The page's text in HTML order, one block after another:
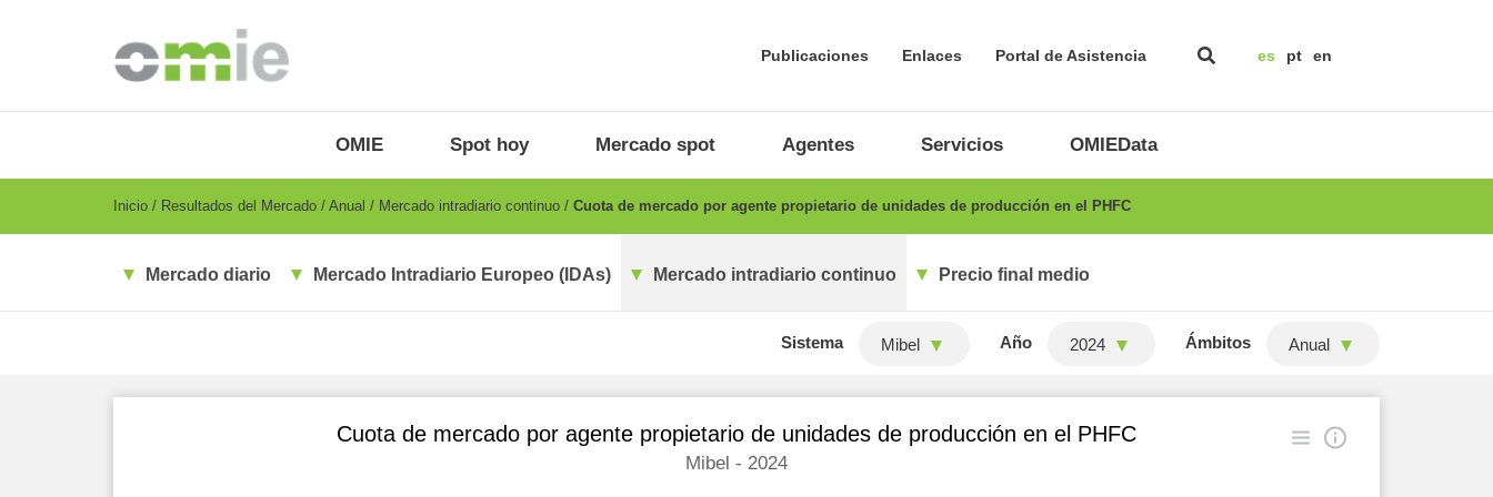
Publicaciones Enlaces Portal de Asistencia es pt en
ES
OMIE Spot hoy Mercado spot Agentes Servicios OMIEData
Breadcrumb
Inicio Resultados del Mercado Anual Mercado intradiario continuo Cuota de mercado por agente propietario de unidades de producción en el PHFC
Mercado diario Mercado Intradiario Europeo (IDAs) Mercado intradiario continuo Precio final medio
Sistema Mibel Año 2024 Ámbitos Anual
Cuota de mercado por agente propietario de unidades de producción en el PHFC
Mibel - 2024